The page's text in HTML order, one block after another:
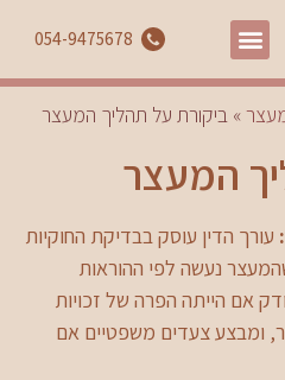
054-9475678
» ביקורת על תהליך המעצר
המעצר
עורך הדין עוסק בבדיקת החוקיות
נעשה לפי ההוראות
אם הייתה הפרה של זכויות
ומבצע צעדים משפטיים אם